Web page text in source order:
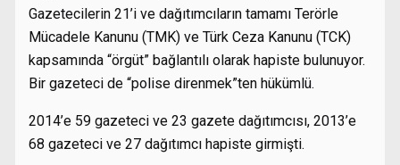
Gazetecilerin 21’i ve dağıtımcıların tamamı Terörle
Mücadele Kanunu (TMK) ve Türk Ceza Kanunu (TCK)
kapsamında “örgüt” bağlantılı olarak hapiste bulunuyor.
Bir gazeteci de “polise direnmek”ten hükümlü.
2014’e 59 gazeteci ve 23 gazete dağıtımcısı, 2013’e
68 gazeteci ve 27 dağıtımcı hapiste girmişti.